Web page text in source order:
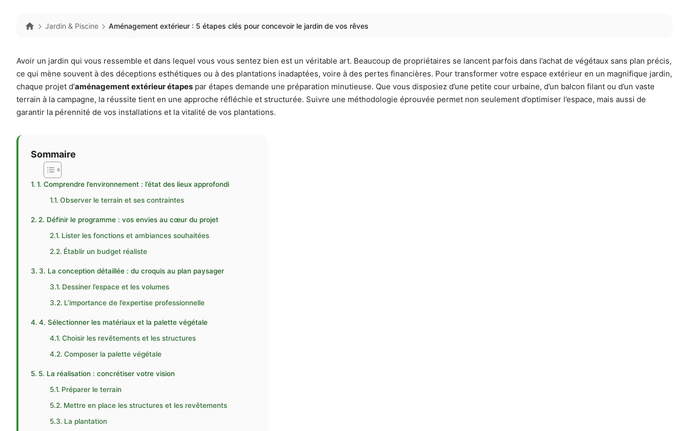
Jardin & Piscine Aménagement extérieur : 5 étapes clés pour concevoir le jardin de vos rêves
Avoir un jardin qui vous ressemble et dans lequel vous vous sentez bien est un véritable art. Beaucoup de propriétaires se lancent parfois dans l’achat de végétaux sans plan précis,
ce qui mène souvent à des déceptions esthétiques ou à des plantations inadaptées, voire à des pertes financières. Pour transformer votre espace extérieur en un magnifique jardin,
chaque projet d’aménagement extérieur étapes par étapes demande une préparation minutieuse. Que vous disposiez d’une petite cour urbaine, d’un balcon filant ou d’un vaste
terrain à la campagne, la réussite tient en une approche réfléchie et structurée. Suivre une méthodologie éprouvée permet non seulement d’optimiser l’espace, mais aussi de
garantir la pérennité de vos installations et la vitalité de vos plantations.
Sommaire
1. Comprendre l’environnement : l’état des lieux approfondi
Observer le terrain et ses contraintes
2. Définir le programme : vos envies au cœur du projet
Lister les fonctions et ambiances souhaitées
Établir un budget réaliste
3. La conception détaillée : du croquis au plan paysager
Dessiner l’espace et les volumes
L’importance de l’expertise professionnelle
4. Sélectionner les matériaux et la palette végétale
Choisir les revêtements et les structures
Composer la palette végétale
5. La réalisation : concrétiser votre vision
Préparer le terrain
Mettre en place les structures et les revêtements
La plantation